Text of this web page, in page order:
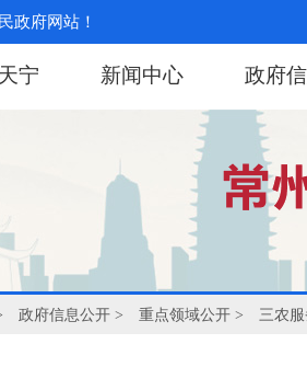
政府网站！
宁 新闻中心 政府
政府信息公开 > 重点领域公开 > 三农